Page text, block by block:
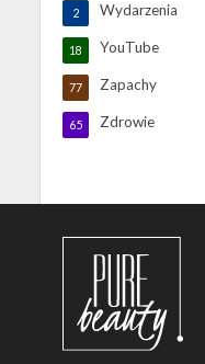
Wydarzenia
2
YouTube
18
Zapachy
77
Zdrowie
65